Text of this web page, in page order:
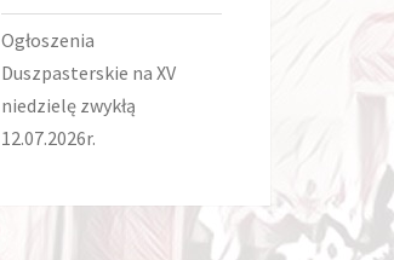
Ogłoszenia
Duszpasterskie na XV
niedzielę zwykłą
12.07.2026r.